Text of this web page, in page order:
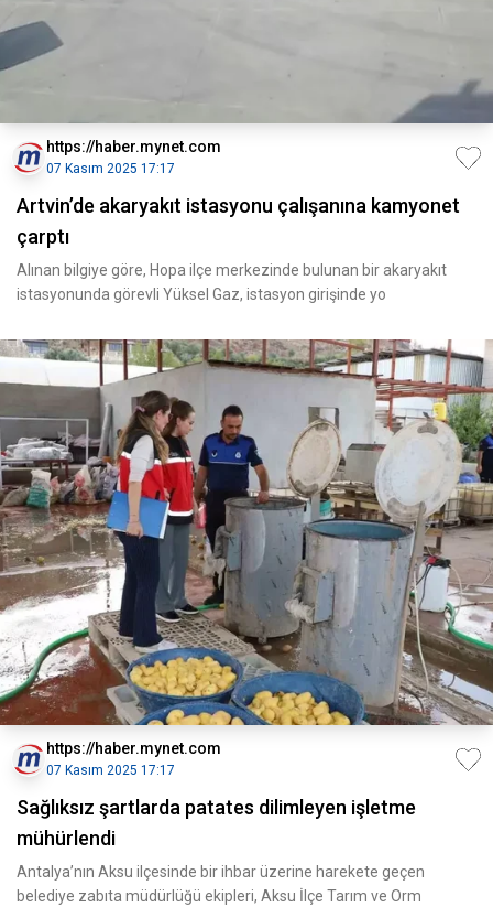
https://haber.mynet.com
07 Kasım 2025 17:17
Artvin’de akaryakıt istasyonu çalışanına kamyonet
çarptı
Alınan bilgiye göre, Hopa ilçe merkezinde bulunan bir akaryakıt
istasyonunda görevli Yüksel Gaz, istasyon girişinde yo
https://haber.mynet.com
07 Kasım 2025 17:17
Sağlıksız şartlarda patates dilimleyen işletme
mühürlendi
Antalya’nın Aksu ilçesinde bir ihbar üzerine harekete geçen
belediye zabıta müdürlüğü ekipleri, Aksu İlçe Tarım ve Orm